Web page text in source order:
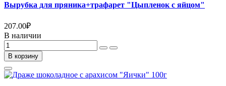
Вырубка для пряника+трафарет "Цыпленок с яйцом"
207.00₽
В наличии
В корзину